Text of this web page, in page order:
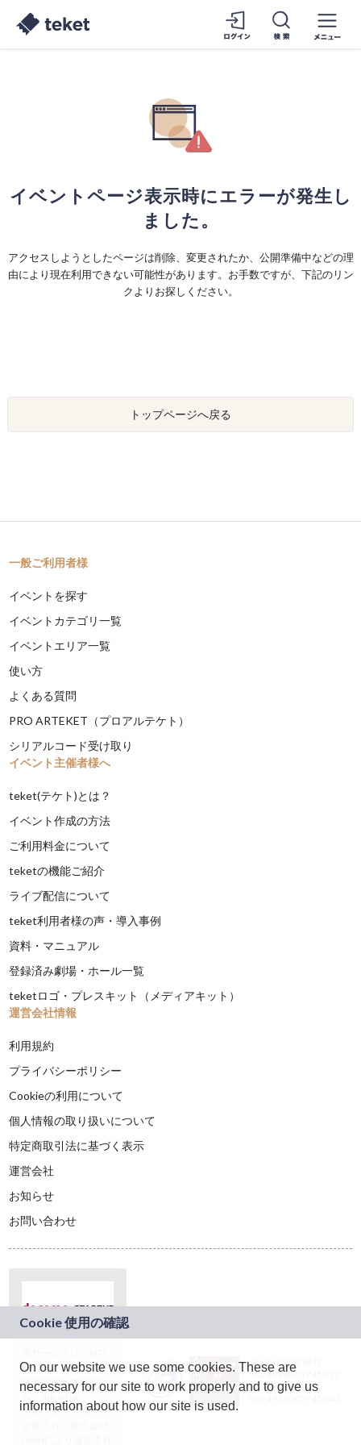
イベントページ表示時にエラーが発生し
ました。
アクセスしようとしたページは削除、変更されたか、公開準備中などの理
由により現在利用できない可能性があります。お手数ですが、下記のリン
クよりお探しください。
トップページへ戻る
一般ご利用者様
イベントを探す
イベントカテゴリ一覧
イベントエリア一覧
使い方
よくある質問
PRO ARTEKET（プロアルテケト）
シリアルコード受け取り
イベント主催者様へ
teket(テケト)とは？
イベント作成の方法
ご利用料金について
teketの機能ご紹介
ライブ配信について
teket利用者様の声・導入事例
資料・マニュアル
登録済み劇場・ホール一覧
teketロゴ・プレスキット（メディアキット）
運営会社情報
利用規約
プライバシーポリシー
Cookieの利用について
個人情報の取り扱いについて
特定商取引法に基づく表示
運営会社
お知らせ
お問い合わせ
ドコモグループの新
規事業創出プログラ
ム「docomo
STARTUP」を通じて
JASRAC許諾番号：
9024936001Y45037
JASRAC許諾番号：
On our website we use some cookies. These are
necessary for our site to work properly and to give us
information about how our site is used.